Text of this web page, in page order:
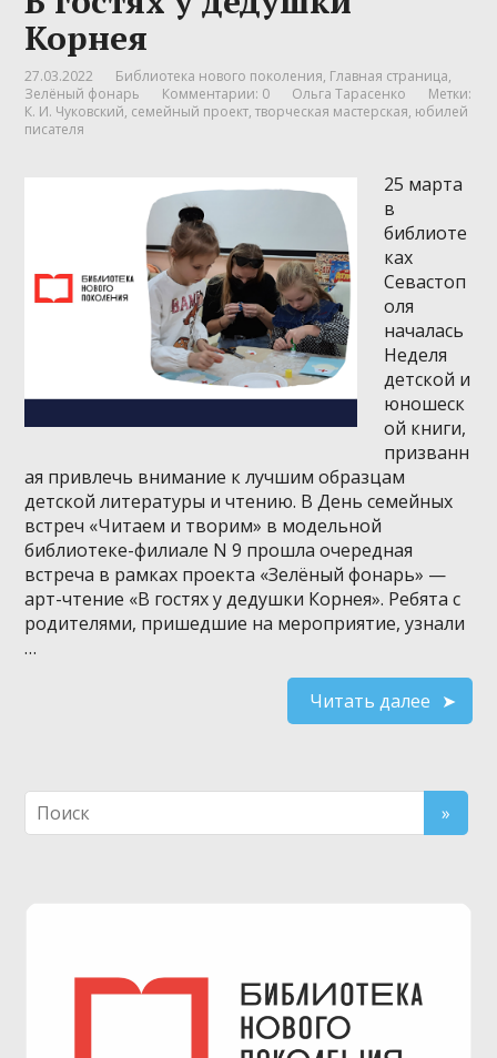
Корнея
27.03.2022 Библиотека нового поколения, Главная страница,
Зелёный фонарь
Комментарии: 0 Ольга Тарасенко
Метки:
К. И. Чуковский, семейный проект,творческая мастерская, юбилей
писателя
25 марта
в
библиоте
ках
Севастоп
оля
началась
Неделя
детской и
юношеск
ой книги,
призванн
ая привлечь внимание к лучшим образцам
детской литературы и чтению. В День семейных
встреч «Читаем и творим» в модельной
библиотеке-филиале N 9 прошла очередная
встреча в рамках проекта «Зелёный фонарь» —
арт-чтение «В гостях у дедушки Корнея». Ребята с
родителями, пришедшие на мероприятие, узнали
…
Читать далее